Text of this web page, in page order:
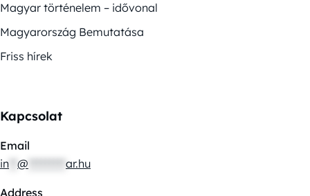
Magyar történelem – idővonal
Magyarország Bemutatása
Friss hírek
Kapcsolat
Email
in @ ar.hu
Address